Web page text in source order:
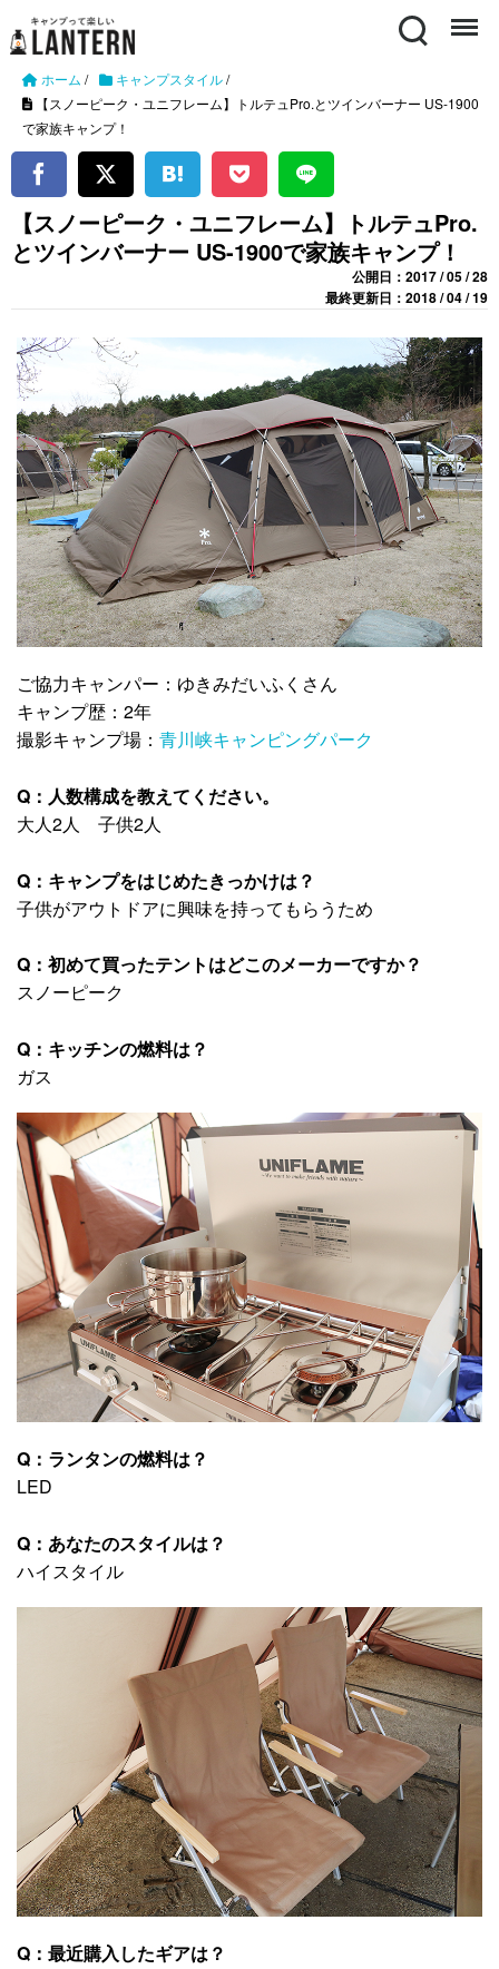
Search Menu
ホーム / キャンプスタイル/
【スノーピーク・ユニフレーム】トルテュPro.とツインバーナー US-1900
で家族キャンプ！
【スノーピーク・ユニフレーム】トルテュPro.
とツインバーナー US-1900で家族キャンプ！
公開日：2017 / 05 / 28
最終更新日：2018 / 04 / 19
ご協力キャンパー：ゆきみだいふくさん
キャンプ歴：2年
撮影キャンプ場： 青川峡キャンピングパーク
Q：人数構成を教えてください。
大人2人 子供2人
Q：キャンプをはじめたきっかけは？
子供がアウトドアに興味を持ってもらうため
Q：初めて買ったテントはどこのメーカーですか？
スノーピーク
Q：キッチンの燃料は？
ガス
Q：ランタンの燃料は？
LED
Q：あなたのスタイルは？
ハイスタイル
Q：最近購入したギアは？